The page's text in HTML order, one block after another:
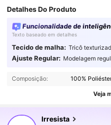
Detalhes Do Produto
Funcionalidade de
Texto baseado em detalhes
Tecido de malha: Tricô
Ajuste Regular: Modelagem
Composição: 100%
Veja
Irresista
4,65 827 Seguidores
4,65
827 Seguidores